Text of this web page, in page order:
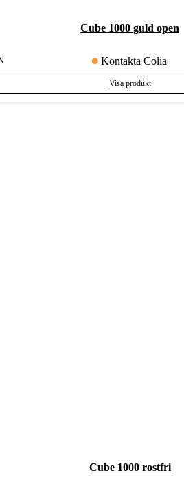
Cube 1000 guld open
Kontakta Colia
Visa produkt
Cube 1000 rostfri